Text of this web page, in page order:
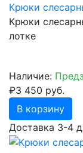
Крюки
Крюки
лотке
Наличие:
₽3 450 руб.
В корзину
Доставка 3-4